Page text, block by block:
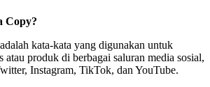
Copy?
kata-kata yang digunakan untuk
atau produk di berbagai saluran media sosial,
Instagram, TikTok, dan YouTube.